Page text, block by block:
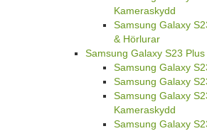
Kameraskydd
Samsung Galaxy
& Hörlurar
Samsung Galaxy S23 Plus
Samsung Galaxy
Samsung Galaxy
Samsung Galaxy
Kameraskydd
Samsung Galaxy